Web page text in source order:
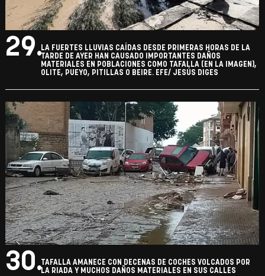
29.LA FUERTES LLUVIAS CAÍDAS DESDE PRIMERAS HORAS DE LA
TARDE DE AYER HAN CAUSADO IMPORTANTES DAÑOS
MATERIALES EN POBLACIONES COMO TAFALLA (EN LA IMAGEN),
OLITE, PUEYO, PITILLAS O BEIRE. EFE/ JESÚS DIGES
30.TAFALLA AMANECE CON DECENAS DE COCHES VOLCADOS POR
LA RIADA Y MUCHOS DAÑOS MATERIALES EN SUS CALLES